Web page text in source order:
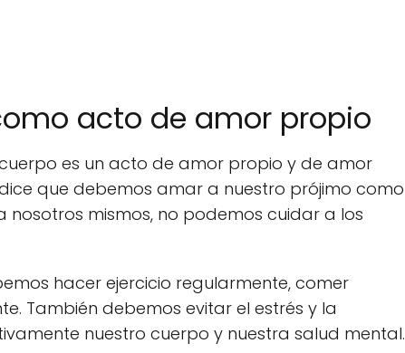
acto de amor propio
es un acto de amor propio y de amor
dice que debemos amar a nuestro prójimo como
nosotros mismos, no podemos cuidar a los
hacer ejercicio regularmente, comer
También debemos evitar el estrés y la
nuestro cuerpo y nuestra salud mental.